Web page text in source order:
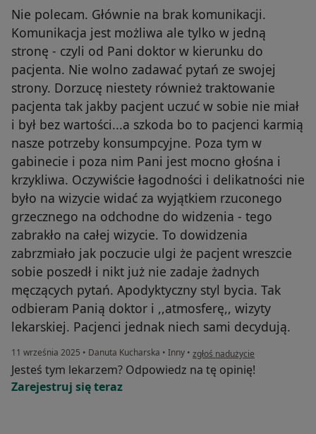
Nie polecam. Głównie na brak komunikacji.
Komunikacja jest możliwa ale tylko w jedną
stronę - czyli od Pani doktor w kierunku do
pacjenta. Nie wolno zadawać pytań ze swojej
strony. Dorzucę niestety również traktowanie
pacjenta tak jakby pacjent uczuć w sobie nie miał
i był bez wartości...a szkoda bo to pacjenci karmią
nasze potrzeby konsumpcyjne. Poza tym w
gabinecie i poza nim Pani jest mocno głośna i
krzykliwa. Oczywiście łagodności i delikatności nie
było na wizycie widać za wyjątkiem rzuconego
grzecznego na odchodne do widzenia - tego
zabrakło na całej wizycie. To dowidzenia
zabrzmiało jak poczucie ulgi że pacjent wreszcie
sobie poszedł i nikt już nie zadaje żadnych
męczących pytań. Apodyktyczny styl bycia. Tak
odbieram Panią doktor i ,,atmosferę,, wizyty
lekarskiej. Pacjenci jednak niech sami decydują.
11 września 2025 • Danuta Kucharska • Inny • w opinii użytkownika C. I.
zgłoś nadużycie
Jesteś tym lekarzem? Odpowiedz na tę opinię!
Zarejestruj się teraz